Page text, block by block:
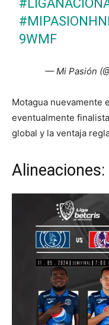
#MIPASIONHN
9WMF
— Mi Pasión
Motagua nuevamente
eventualmente
global y la ventaja
Alineaciones: